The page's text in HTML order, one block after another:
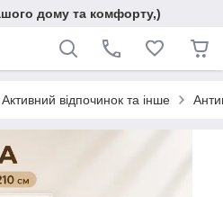
дому та комфорту,)
Активний відпочинок та інше